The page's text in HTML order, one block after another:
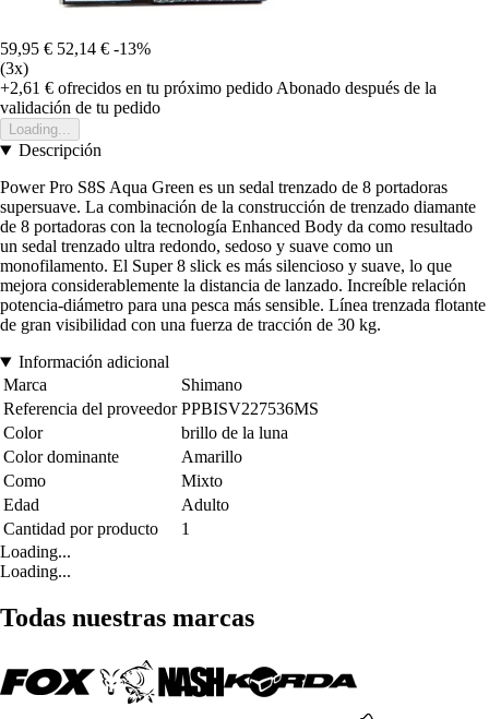
59,95 € 52,14 € -13%
(3x)
+2,61 € ofrecidos en tu próximo pedido Abonado después de la
validación de tu pedido
Loading...
Descripción
Power Pro S8S Aqua Green es un sedal trenzado de 8 portadoras
supersuave. La combinación de la construcción de trenzado diamante
de 8 portadoras con la tecnología Enhanced Body da como resultado
un sedal trenzado ultra redondo, sedoso y suave como un
monofilamento. El Super 8 slick es más silencioso y suave, lo que
mejora considerablemente la distancia de lanzado. Increíble relación
potencia-diámetro para una pesca más sensible. Línea trenzada flotante
de gran visibilidad con una fuerza de tracción de 30 kg.
Información adicional
Marca
Shimano
Referencia del proveedor PPBISV227536MS
Color
brillo de la luna
Color dominante
Amarillo
Como
Mixto
Edad
Adulto
Cantidad por producto
1
Loading...
Loading...
Todas nuestras marcas